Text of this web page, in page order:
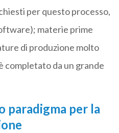
per questo processo,
materie prime
di produzione molto
da un grande
paradigma per la